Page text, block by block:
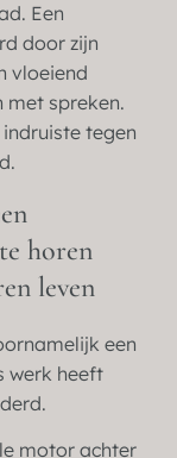
Een
door zijn
vloeiend
met spreken.
tegen
horen
leven
een
werk heeft
motor achter